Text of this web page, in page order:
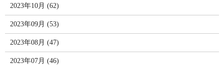
2023年10月 (62)
2023年09月 (53)
2023年08月 (47)
2023年07月 (46)